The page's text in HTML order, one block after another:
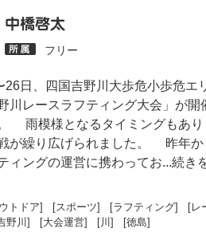
中橋啓太
フリー
日、四国吉野川大歩危小歩危エ
川レースラフティング大会」が開
雨模様となるタイミングもあり
が繰り広げられました。 昨年か
ィングの運営に携わってお...続き
トドア] [スポーツ] [ラフティング] [レ
野川] [大会運営] [川] [徳島]